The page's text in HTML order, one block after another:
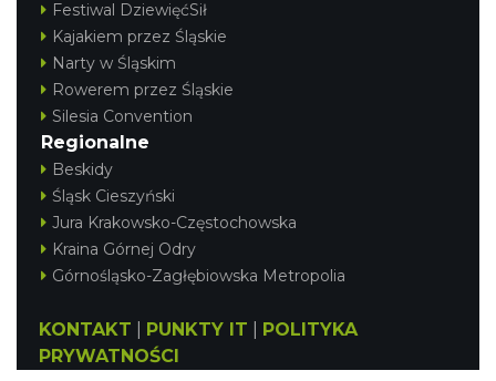
Festiwal DziewięćSił
Kajakiem przez Śląskie
Narty w Śląskim
Rowerem przez Śląskie
Silesia Convention
Regionalne
Beskidy
Śląsk Cieszyński
Jura Krakowsko-Częstochowska
Kraina Górnej Odry
Górnośląsko-Zagłębiowska Metropolia
KONTAKT PUNKTY IT
POLITYKA
PRYWATNOŚCI